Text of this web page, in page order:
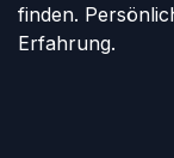
finden.
Erfahrung.